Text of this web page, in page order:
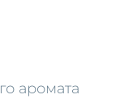
аромата